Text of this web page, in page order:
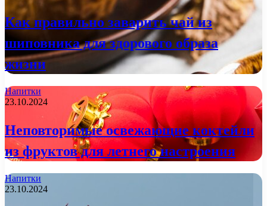
Как правильно заварить чай из
шиповника для здорового образа
жизни
Напитки
23.10.2024
Неповторимые освежающие коктейли
из фруктов для летнего настроения
Напитки
23.10.2024